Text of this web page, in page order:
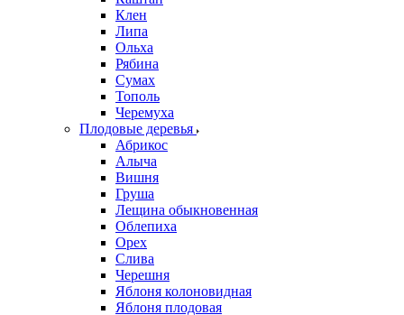
Клен
Липа
Ольха
Рябина
Сумах
Тополь
Черемуха
Плодовые деревья
Абрикос
Алыча
Вишня
Груша
Лещина обыкновенная
Облепиха
Орех
Слива
Черешня
Яблоня колоновидная
Яблоня плодовая